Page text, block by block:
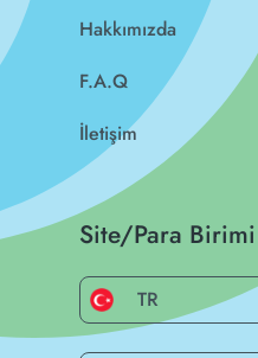
Hakkımızda
F.A.Q
İletişim
Site/Para Birimi
TR